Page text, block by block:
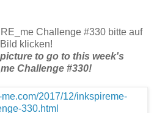
Challenge #330 bitte auf
klicken!
to go to this week's
Challenge #330!